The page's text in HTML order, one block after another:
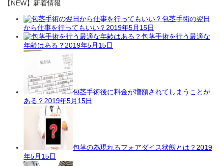
【NEW】新着情報
包茎手術の翌日
から仕事を行ってもいい？2019年5月15日
包茎手術を行う最適な
年齢はある？2019年5月15日
包茎手術後に料金が増額されてしまうことが
ある？2019年5月15日
包茎の為現れるフォアダイス状態とは？2019
年5月15日